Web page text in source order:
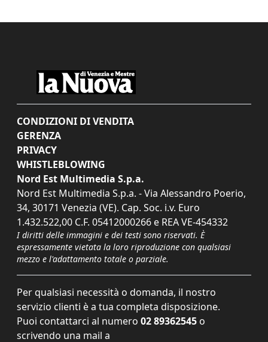
CONDIZIONI DI VENDITA
GERENZA
PRIVACY
WHISTLEBLOWING
Nord Est Multimedia S.p.a.
Nord Est Multimedia S.p.a. - Via Alessandro Poerio,
34, 30171 Venezia (VE). Cap. Soc. i.v. Euro
1.432.522,00 C.F. 05412000266 e REA VE-454332
I diritti delle immagini e dei testi sono riservati. È
espressamente vietata la loro riproduzione con qualsiasi
mezzo e l'adattamento totale o parziale.
Per qualsiasi necessità o domanda, il nostro
servizio clienti è a tua completa disposizione.
Puoi contattarci al numero 02 89362545 o
scrivendo una mail a